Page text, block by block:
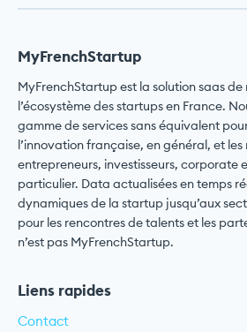
MyFrenchStartup
MyFrenchStartup est la solution saas
l’écosystème des startups en France.
gamme de services sans équivalent
l’innovation française, en général, et les
entrepreneurs, investisseurs, corporate
particulier. Data actualisées en temps
dynamiques de la startup jusqu’aux
pour les rencontres de talents et les
n’est pas MyFrenchStartup.
Liens rapides
Contact